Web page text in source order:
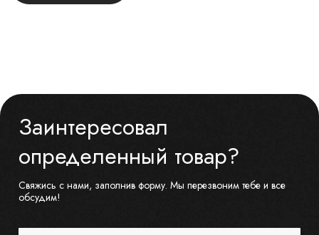
Заинтересовал
определенный товар?
Свяжись с нами, заполнив форму. Мы перезвоним тебе и все
обсудим!